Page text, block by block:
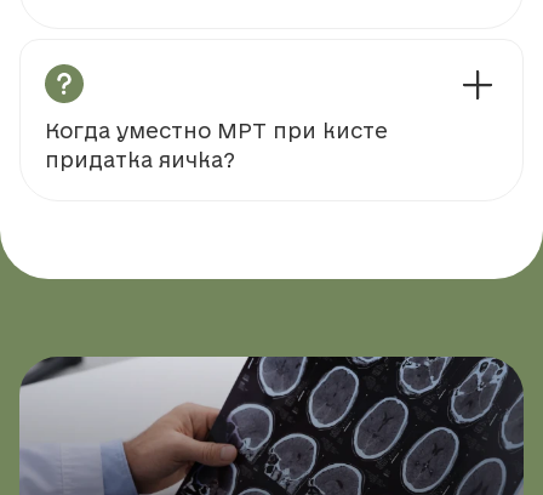
Когда уместно МРТ при кисте
придатка яичка?